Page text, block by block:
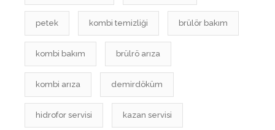
petek kombi temizliği brülör bakım
kombi bakım brülrö arıza
kombi arıza demirdöküm
hidrofor servisi kazan servisi